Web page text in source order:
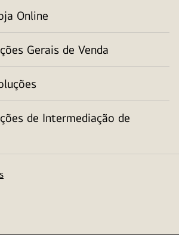
Online
Gerais de Venda
de Intermediação de